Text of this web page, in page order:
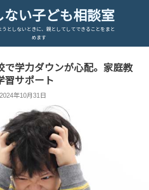
ない子ども相談室
うとしないときに、親としてしてできることをまと
めます
で学力ダウンが心配。家庭教
習サポート
2024年10月31日